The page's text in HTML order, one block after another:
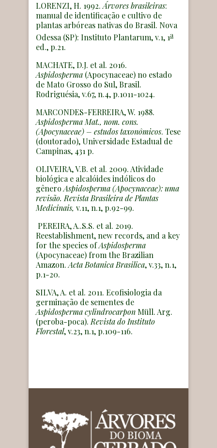
LORENZI, H. 1992. Árvores brasileiras:
manual de identificação e cultivo de
plantas arbóreas nativas do Brasil. Nova
Odessa (SP): Instituto Plantarum, v.1, 1a
ed., p.21.
MACHATE, D.J. et al. 2016.
Aspidosperma (Apocynaceae) no estado
de Mato Grosso do Sul, Brasil.
Rodriguésia, v.67, n.4, p.1011-1024.
MARCONDES-FERREIRA, W. 1988.
Aspidosperma Mat., nom. cons.
(Apocynaceae) – estudos taxonômicos. Tese
(doutorado), Universidade Estadual de
Campinas, 431 p.
OLIVEIRA, V.B. et al. 2009. Atividade
biológica e alcalóides indólicos do
gêneroAspidosperma (Apocynaceae): uma
revisão.Revista Brasileira de Plantas
Medicinais, v.11, n.1, p.92-99.
PEREIRA, A..S.S. et al. 2019.
Reestablishment, new records, and a key
for the species ofAspidosperma
(Apocynaceae) from the Brazilian
Amazon.Acta Botanica Brasilica, v.33, n.1,
p.1-20.
SILVA, A. et al. 2011. Ecofisiologia da
germinação de sementes de
Aspidosperma cylindrocarpon Müll. Arg.
(peroba-poca).Revista do Instituto
Florestal, v.23, n.1, p.109-116.